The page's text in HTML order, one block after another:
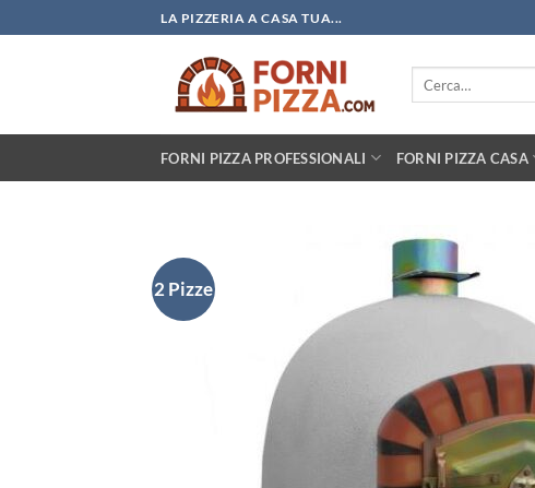
ai
LA PIZZERIA A CASA TUA...
FORNI PIZZA PROFESSIONALI FORNI PIZZA CASA
2 Pizze